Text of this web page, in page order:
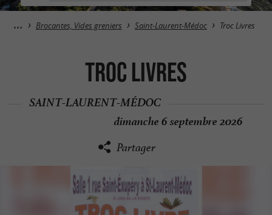
Brocantes, Vides greniers Saint-Laurent-Médoc Troc Livres
Troc Livres
SAINT-LAURENT-MÉDOC
dimanche 6 septembre 2026
Partager